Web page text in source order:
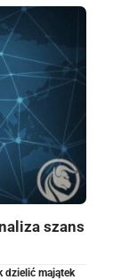
szans
dzielić majątek